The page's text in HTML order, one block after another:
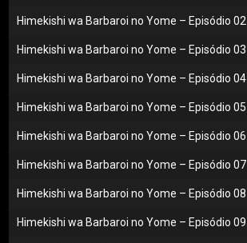
Himekishi wa Barbaroi no Yome – Episódio 02
Himekishi wa Barbaroi no Yome – Episódio 03
Himekishi wa Barbaroi no Yome – Episódio 04
Himekishi wa Barbaroi no Yome – Episódio 05
Himekishi wa Barbaroi no Yome – Episódio 06
Himekishi wa Barbaroi no Yome – Episódio 07
Himekishi wa Barbaroi no Yome – Episódio 08
Himekishi wa Barbaroi no Yome – Episódio 09